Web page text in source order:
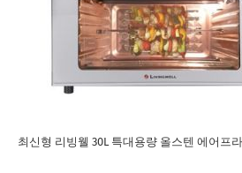
최신형 리빙웰 30L 특대용량 올스텐 에어프